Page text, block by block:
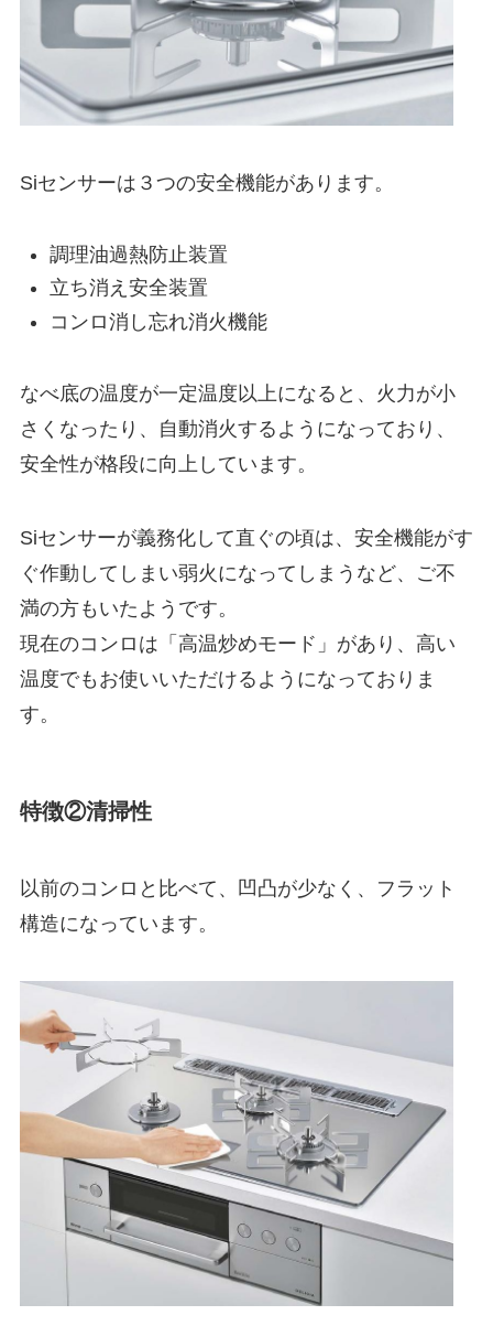
Siセンサーは３つの安全機能があります。
調理油過熱防止装置
立ち消え安全装置
コンロ消し忘れ消火機能
なべ底の温度が一定温度以上になると、火力が小
さくなったり、自動消火するようになっており、
安全性が格段に向上しています。
Siセンサーが義務化して直ぐの頃は、安全機能がす
ぐ作動してしまい弱火になってしまうなど、ご不
満の方もいたようです。
現在のコンロは「高温炒めモード」があり、高い
温度でもお使いいただけるようになっておりま
す。
特徴②清掃性
以前のコンロと比べて、凹凸が少なく、フラット
構造になっています。